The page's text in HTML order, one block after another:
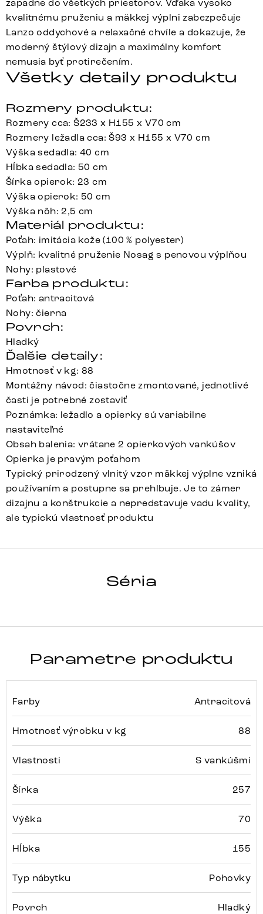
zapadne do všetkých priestorov. Vďaka vysoko
kvalitnému pruženiu a mäkkej výplni zabezpečuje
Lanzo oddychové a relaxačné chvíle a dokazuje, že
moderný štýlový dizajn a maximálny komfort
nemusia byť protirečením.
Všetky detaily produktu
Rozmery produktu:
Rozmery cca: Š233 x H155 x V70 cm
Rozmery ležadla cca: Š93 x H155 x V70 cm
Výška sedadla: 40 cm
Hĺbka sedadla: 50 cm
Šírka opierok: 23 cm
Výška opierok: 50 cm
Výška nôh: 2,5 cm
Materiál produktu:
Poťah: imitácia kože (100 % polyester)
Výplň: kvalitné pruženie Nosag s penovou výplňou
Nohy: plastové
Farba produktu:
Poťah: antracitová
Nohy: čierna
Povrch:
Hladký
Ďalšie detaily:
Hmotnosť v kg: 88
Montážny návod: čiastočne zmontované, jednotlivé
časti je potrebné zostaviť
Poznámka: ležadlo a opierky sú variabilne
nastaviteľné
Obsah balenia: vrátane 2 opierkových vankúšov
Opierka je pravým poťahom
Typický prirodzený vlnitý vzor mäkkej výplne vzniká
používaním a postupne sa prehlbuje. Je to zámer
dizajnu a konštrukcie a nepredstavuje vadu kvality,
ale typickú vlastnosť produktu
Séria
Parametre produktu
Farby Antracitová
Hmotnosť výrobku v kg 88
Vlastnosti S vankúšmi
Šírka 257
Výška 70
Hĺbka 155
Typ nábytku Pohovky
Povrch Hladký